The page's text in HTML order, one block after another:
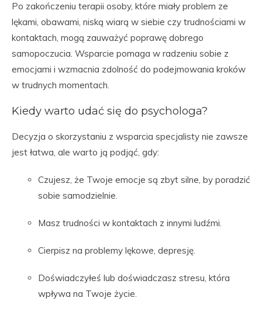
Po zakończeniu terapii osoby, które miały problem ze
lękami, obawami, niską wiarą w siebie czy trudnościami w
kontaktach, mogą zauważyć poprawę dobrego
samopoczucia. Wsparcie pomaga w radzeniu sobie z
emocjami i wzmacnia zdolność do podejmowania kroków
w trudnych momentach.
Kiedy warto udać się do psychologa?
Decyzja o skorzystaniu z wsparcia specjalisty nie zawsze
jest łatwa, ale warto ją podjąć, gdy:
Czujesz, że Twoje emocje są zbyt silne, by poradzić
sobie samodzielnie.
Masz trudności w kontaktach z innymi ludźmi.
Cierpisz na problemy lękowe, depresję.
Doświadczyłeś lub doświadczasz stresu, która
wpływa na Twoje życie.